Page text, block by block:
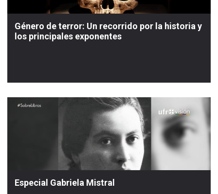
Género de terror: Un recorrido por la historia y
los principales exponentes
Especial Gabriela Mistral